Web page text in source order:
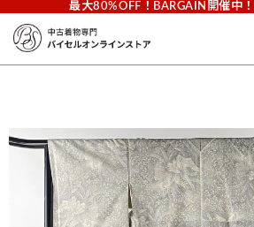
最大80%OFF！BARGAIN開催中